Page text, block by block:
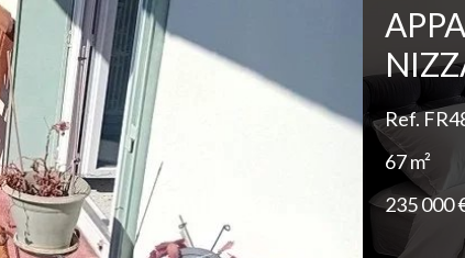
Ref.
67 m²
235 000